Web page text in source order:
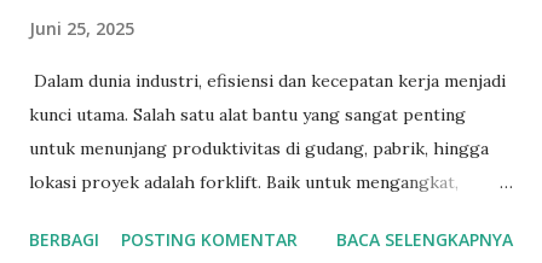
Juni 25, 2025
Dalam dunia industri, efisiensi dan kecepatan kerja menjadi
kunci utama. Salah satu alat bantu yang sangat penting
untuk menunjang produktivitas di gudang, pabrik, hingga
lokasi proyek adalah forklift. Baik untuk mengangkat,
menghemat waktu dan tenaga. Menyadari kebutuhan
BERBAGI POSTING KOMENTAR BACA SELENGKAPNYA